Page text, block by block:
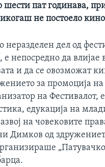
шести пат годинава,
не постоело
неразделен дел од
непосредно да влијае
и да се овозможат
за промоција на
на Фестивалот, е
едукација на
на човековите
Димков од